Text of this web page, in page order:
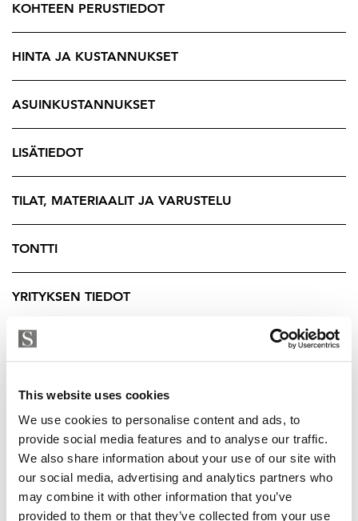
This website uses cookies
We use cookies to personalise content and ads, to
provide social media features and to analyse our traffic.
We also share information about your use of our site with
our social media, advertising and analytics partners who
may combine it with other information that you’ve
provided to them or that they’ve collected from your use
saneerattu ja laajennettu 1990-luvun loppupuolella, ja
kuuden makuuhuoneen ansiosta se tarjoaa tilavan
kodin suuremmallekin perheelle.
viettämään aikaa suuremmankin seurueen kesken.
Myös keittiössä riittää tilaa useammallekin kokille,
vanhan puuhellan luodessa kodikasta tunnelmaa.
Päärakennuksessa on kaksi kylpyhuonetta, sauna sekä
kodinhoitohuone.
puitteissa. Pihapiirin saunakota, uima-allas, poreamme
Suomen kesästä.
uuteen käyttöön. Sekä aitta että vanha väentupa on
saneerattu majoituskäyttöön, ja vanhaan navettaan on
luotu viihtyisä kokoontumistila. Tilan muut
rakennukset tarjoavat runsaasti erilaista säilytystilaa, ja
autoille on neljän auton autokatos.
KOHTEEN PERUSTIEDOT
HINTA JA KUSTANNUKSET
ASUINKUSTANNUKSET
LISÄTIEDOT
TILAT, MATERIAALIT JA VARUSTELU
TONTTI
YRITYKSEN TIEDOT